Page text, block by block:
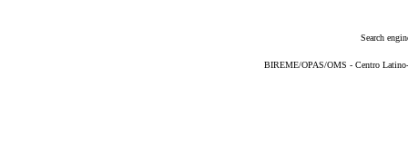
Search
BIREME/OPAS/OMS - Centro Latino-